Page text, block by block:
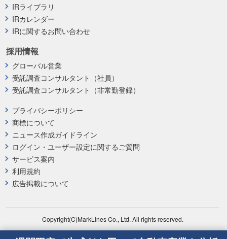
プライバシーポリシー
商標について
ニュース作成ガイドライン
ログイン・ユーザー設定に関するご質問
サービス案内
利用規約
広告掲載について
採用情報
グローバル営業
受託調査コンサルタント（社員）
受託調査コンサルタント（非常勤登録）
IRライブラリ
IRカレンダー
IRに関するお問い合わせ
Copyright(C)MarkLines Co., Ltd. All rights reserved.